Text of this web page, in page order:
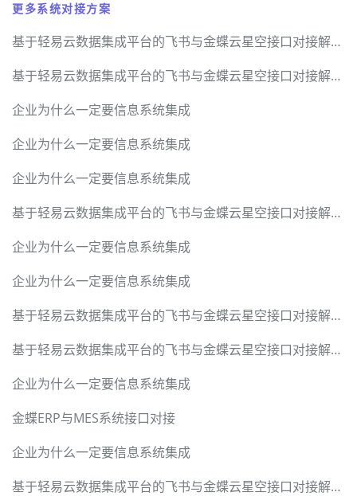
更多系统对接方案
基于轻易云数据集成平台的飞书与金蝶云星空接口对接解决方案
基于轻易云数据集成平台的飞书与金蝶云星空接口对接解决方案
企业为什么一定要信息系统集成
企业为什么一定要信息系统集成
企业为什么一定要信息系统集成
基于轻易云数据集成平台的飞书与金蝶云星空接口对接解决方案
企业为什么一定要信息系统集成
企业为什么一定要信息系统集成
基于轻易云数据集成平台的飞书与金蝶云星空接口对接解决方案
基于轻易云数据集成平台的飞书与金蝶云星空接口对接解决方案
企业为什么一定要信息系统集成
金蝶ERP与MES系统接口对接
企业为什么一定要信息系统集成
基于轻易云数据集成平台的飞书与金蝶云星空接口对接解决方案